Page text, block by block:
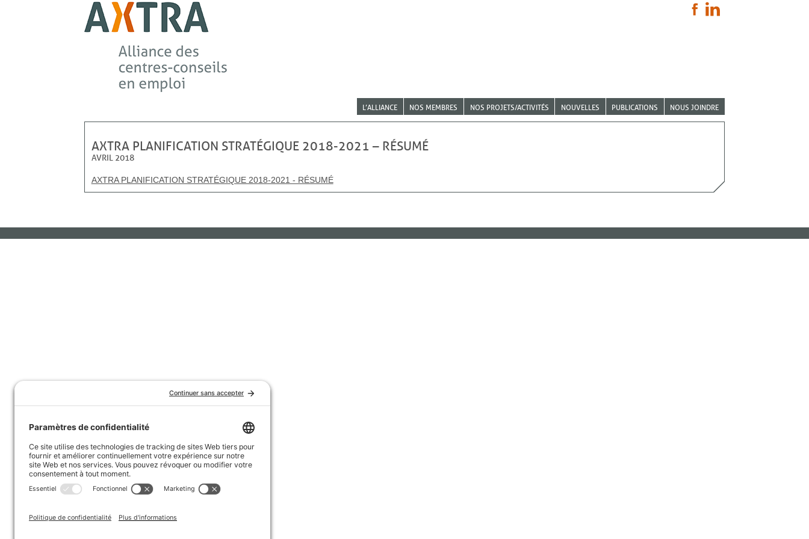
L’ALLIANCE NOS MEMBRES NOS PROJETS/ACTIVITÉS NOUVELLES PUBLICATIONS NOUS JOINDRE
AXTRA PLANIFICATION STRATÉGIQUE 2018-2021 – RÉSUMÉ
AVRIL 2018
AXTRA PLANIFICATION STRATÉGIQUE 2018-2021 - RÉSUMÉ